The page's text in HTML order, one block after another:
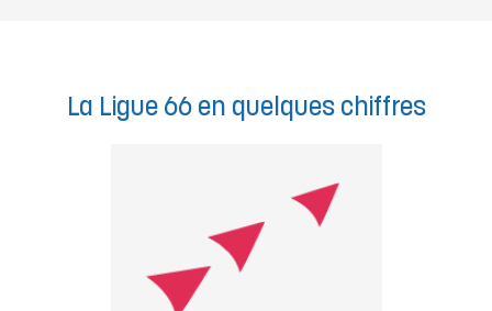
La Ligue 66 en quelques chiffres